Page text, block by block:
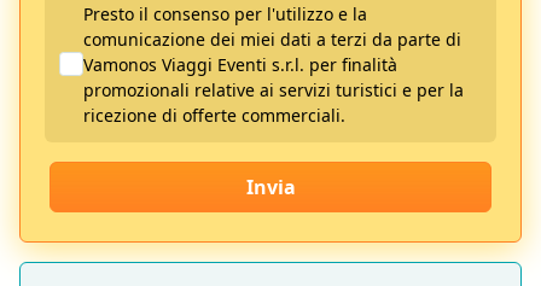
Presto il consenso per l'utilizzo e la
comunicazione dei miei dati a terzi da parte di
Vamonos Viaggi Eventi s.r.l. per finalità
promozionali relative ai servizi turistici e per la
ricezione di offerte commerciali.
Invia